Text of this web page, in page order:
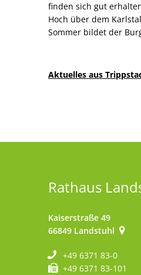
finden sich gut
Hoch über dem
Sommer bildet der
Aktuelles aus
Rathaus
Kaiserstraße 49
66849 Landstuhl
+49 6371 83-0
+49 6371 83-101